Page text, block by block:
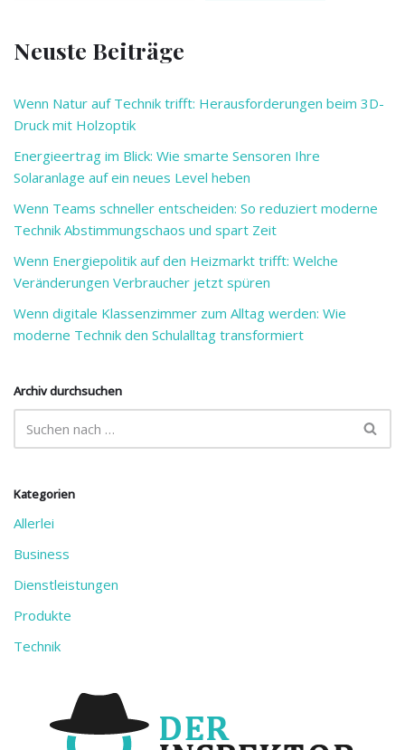
Neuste Beiträge
Wenn Natur auf Technik trifft: Herausforderungen beim 3D-
Druck mit Holzoptik
Energieertrag im Blick: Wie smarte Sensoren Ihre
Solaranlage auf ein neues Level heben
Wenn Teams schneller entscheiden: So reduziert moderne
Technik Abstimmungschaos und spart Zeit
Wenn Energiepolitik auf den Heizmarkt trifft: Welche
Veränderungen Verbraucher jetzt spüren
Wenn digitale Klassenzimmer zum Alltag werden: Wie
moderne Technik den Schulalltag transformiert
Archiv durchsuchen
Kategorien
Allerlei
Business
Dienstleistungen
Produkte
Technik